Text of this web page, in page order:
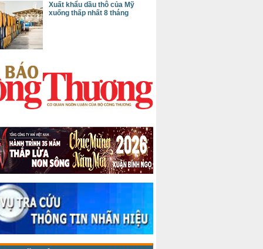
Xuất khẩu dầu thô của Mỹ
xuống thấp nhất 8 tháng